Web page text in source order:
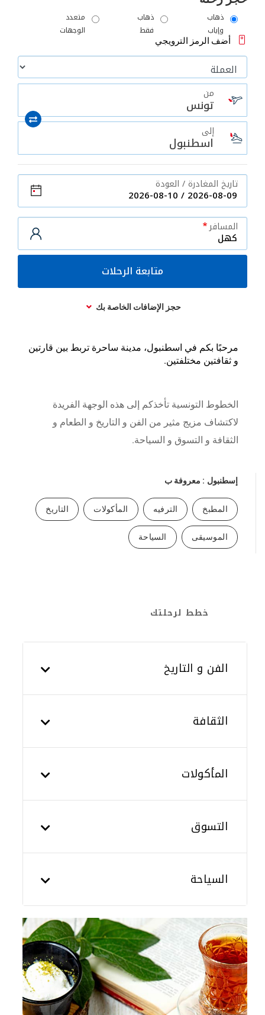
shortcut
activates
screen
navigate
interact
with
content.
ذهاب
وإياب
ذهاب
فقط
متعدد
الوجهات
أضف الرمز الترويجي
من
تونس
إلى
اسطنبول
تاريخ المغادرة / العودة
المسافر
متابعة الرحلات
حجز الإضافات الخاصة بك
مرحبًا بكم في اسطنبول، مدينة ساحرة تربط بين قارتين
و ثقافتين مختلفتين.
الخطوط التونسية تأخذكم إلى هذه الوجهة الفريدة
لاكتشاف مزيج مثير من الفن و التاريخ و الطعام و
الثقافة و التسوق و السياحة.
إسطنبول : معروفة ب
المطبخ الترفيه المأكولات التاريخ
الموسيقى السياحة
خطط لرحلتك
الفن و التاريخ
الثقافة
المأكولات
التسوق
السياحة
Previous Next